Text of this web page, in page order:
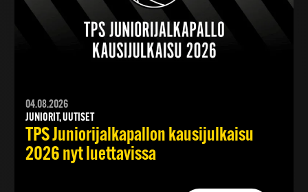
04.08.2026
JUNIORIT, UUTISET
TPS Juniorijalkapallon kausijulkaisu
2026 nyt luettavissa